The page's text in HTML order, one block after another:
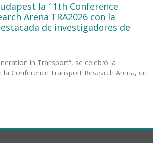
la 11th Conference
Arena TRA2026 con la
de investigadores de
in Transport“, se celebró la
la Conference Transport Research Arena, en